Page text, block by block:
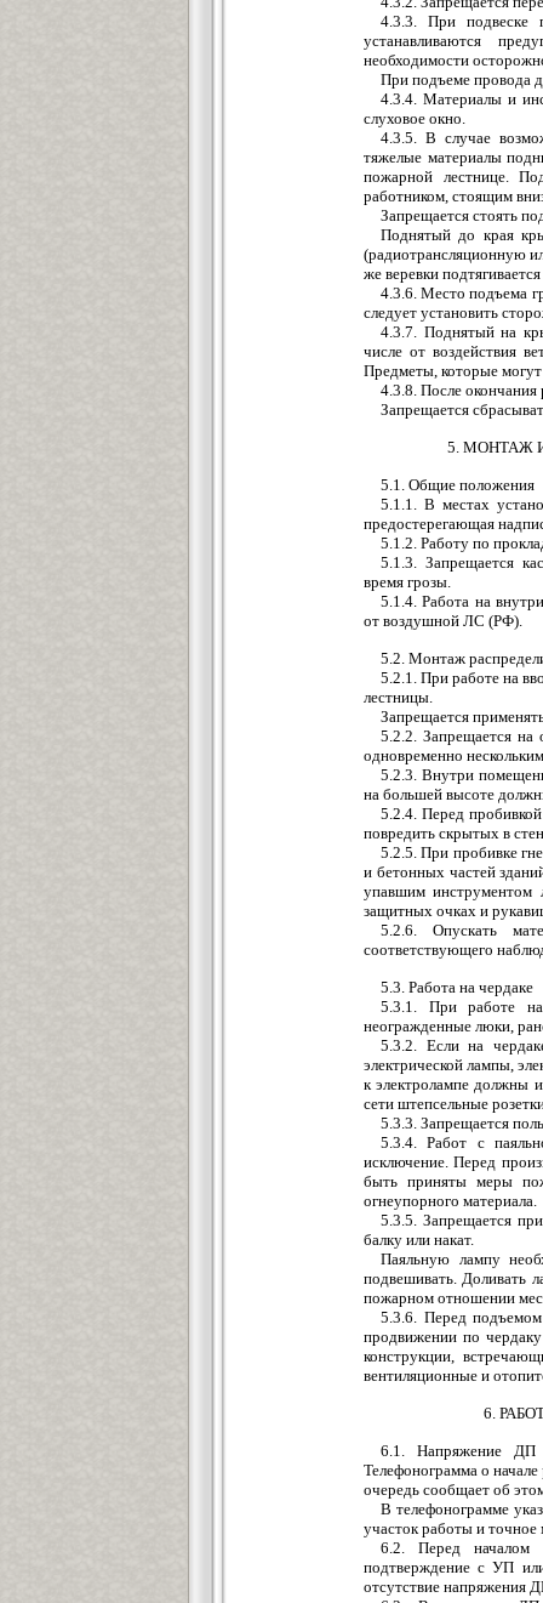
4.3.3. При подвеске
устанавливаются
необходимости
При подъеме провода
4.3.4. Материалы и
слуховое окно.
4.3.5. В случае
тяжелые материалы
пожарной лестнице.
работником, стоящим
Запрещается стоять
Поднятый до края
(радиотрансляционную
же веревки
4.3.6. Место подъема
следует установить
4.3.7. Поднятый на
числе от воздействия
Предметы, которые
4.3.8. После
Запрещается
5. МОНТАЖ
5.1. Общие положения
5.1.1. В местах
предостерегающая
5.1.2. Работу по
5.1.3. Запрещается
время грозы.
5.1.4. Работа на
от воздушной ЛС (РФ).
5.2. Монтаж
5.2.1. При работе на
лестницы.
Запрещается
5.2.2. Запрещается на
одновременно
5.2.3. Внутри
на большей высоте
5.2.4. Перед
повредить скрытых в
5.2.5. При пробивке
и бетонных частей
упавшим инструментом
защитных очках и
5.2.6. Опускать
соответствующего
5.3. Работа на чердаке
5.3.1. При работе
неогражденные люки,
5.3.2. Если на
электрической лампы,
к электролампе должны
сети штепсельные
5.3.3. Запрещается
5.3.4. Работ с
исключение. Перед
быть приняты меры
огнеупорного материала.
5.3.5. Запрещается
балку или накат.
Паяльную лампу
подвешивать. Доливать
пожарном отношении
5.3.6. Перед
продвижении по чердаку
конструкции,
вентиляционные и
6.
6.1. Напряжение ДП
Телефонограмма о
очередь сообщает об
В телефонограмме
участок работы и точное
6.2. Перед началом
подтверждение с УП
отсутствие напряжения